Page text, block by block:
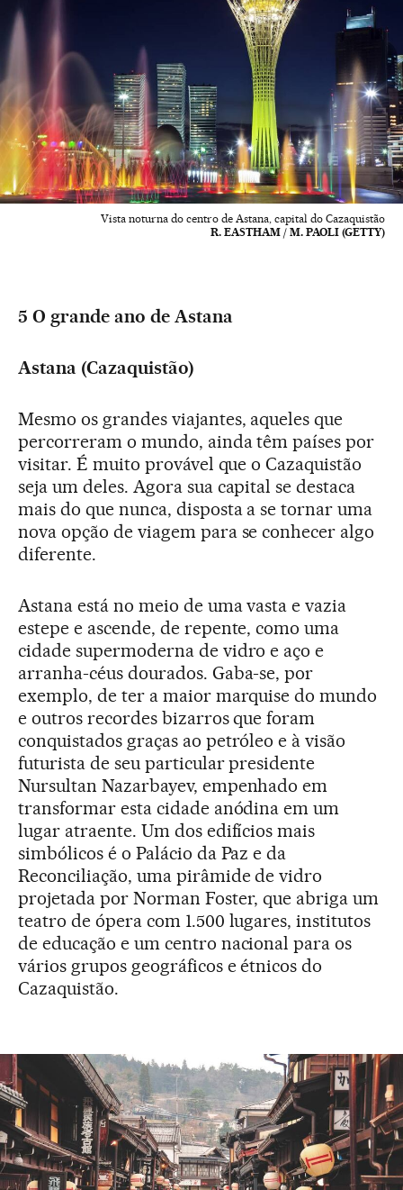
Vista noturna do centro de Astana, capital do Cazaquistão
R. EASTHAM / M. PAOLI (GETTY)
5 O grande ano de Astana
Astana (Cazaquistão)
Mesmo os grandes viajantes, aqueles que
percorreram o mundo, ainda têm países por
visitar. É muito provável que o Cazaquistão
seja um deles. Agora sua capital se destaca
mais do que nunca, disposta a se tornar uma
nova opção de viagem para se conhecer algo
diferente.
Astana está no meio de uma vasta e vazia
estepe e ascende, de repente, como uma
cidade supermoderna de vidro e aço e
arranha-céus dourados. Gaba-se, por
exemplo, de ter a maior marquise do mundo
e outros recordes bizarros que foram
conquistados graças ao petróleo e à visão
futurista de seu particular presidente
Nursultan Nazarbayev, empenhado em
transformar esta cidade anódina em um
lugar atraente. Um dos edifícios mais
simbólicos é o Palácio da Paz e da
Reconciliação, uma pirâmide de vidro
projetada por Norman Foster, que abriga um
teatro de ópera com 1.500 lugares, institutos
de educação e um centro nacional para os
vários grupos geográficos e étnicos do
Cazaquistão.